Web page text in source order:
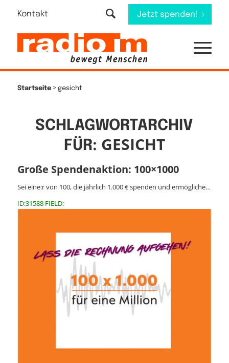
Kontakt Jetzt spenden!
Startseite> gesicht
SCHLAGWORTARCHIV
FÜR: GESICHT
Große Spendenaktion: 100×1000
Sei eine:r von 100, die jährlich 1.000 € spenden und ermögliche…
ID:31588 FIELD: